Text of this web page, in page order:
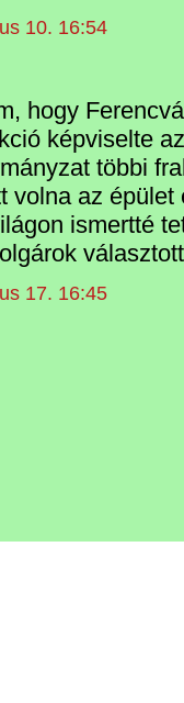
10. 16:54
hogy
képviselte
többi
volna az
ismertté
17. 16:45